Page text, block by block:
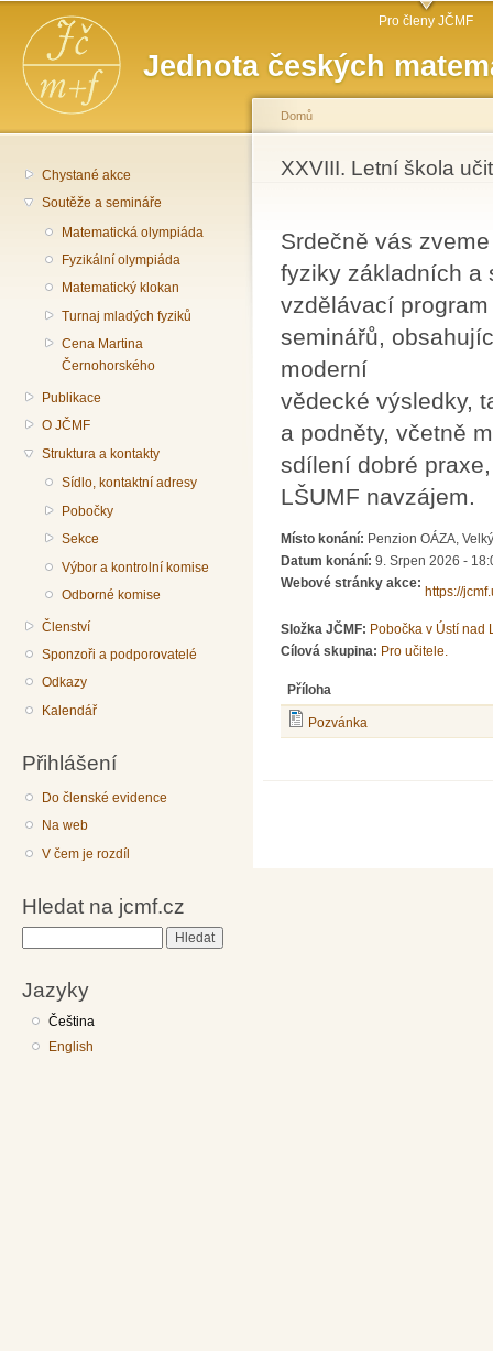
Jednota českých
Hlavní menu Pro členy JČMF
Chystané akce
Soutěže a semináře
Matematická olympiáda
Fyzikální olympiáda
Matematický klokan
Turnaj mladých fyziků
Cena Martina
Černohorského
Publikace
O JČMF
Struktura a kontakty
Sídlo, kontaktní adresy
Pobočky
Sekce
Výbor a kontrolní komise
Odborné komise
Členství
Sponzoři a podporovatelé
Odkazy
Kalendář
Přihlášení
Do členské evidence
Na web
V čem je rozdíl
Hledat na jcmf.cz
Jazyky
Čeština
English
Jste zde
Domů
XXVIII. Letní škola
Srdečně vás
fyziky základních a
vzdělávací
seminářů,
moderní
vědecké výsledky,
a podněty, včetně
sdílení dobré
LŠUMF navzájem.
Místo konání: Penzion OÁZA,
Datum konání: 9. Srpen 2026 -
Webové stránky akce:
https://
Složka JČMF: Pobočka v Ústí nad
Cílová skupina: Pro učitele.
Příloha
Pozvánka